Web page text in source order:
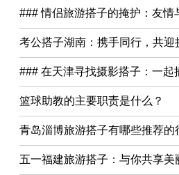
### 情侣旅游搭子的掩护：友情
考公搭子湖南：携手同行，共迎
### 在天津寻找摄影搭子：一起
篮球助教的主要职责是什么？
青岛淄博旅游搭子有哪些推荐的
五一福建旅游搭子：与你共享美